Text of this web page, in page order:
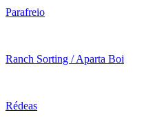
Parafreio
Ranch Sorting / Aparta Boi
Rédeas